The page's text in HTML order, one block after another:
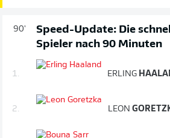
90'
Speed-Update: Die
Spieler nach 90 Minuten
1. ERLING
2. LEON